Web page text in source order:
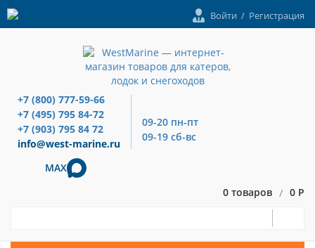
Войти / Регистрация
+7 (800) 777-59-66
+7 (495) 795 84-72
+7 (903) 795 84 72
info@west-marine.ru
09-20 пн-пт
09-19 сб-вс
MAX
0 товаров / 0 Р